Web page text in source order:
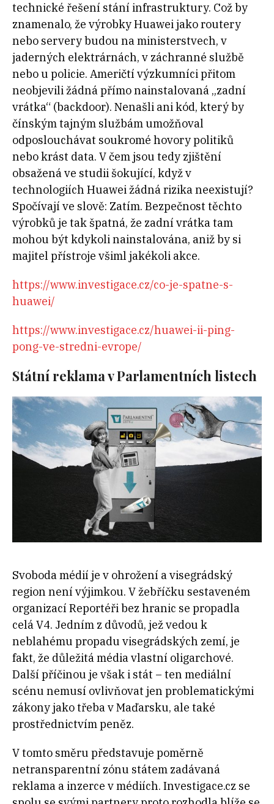
technické řešení stání infrastruktury. Což by
znamenalo, že výrobky Huawei jako routery
nebo servery budou na ministerstvech, v
jaderných elektrárnách, v záchranné službě
nebo u policie. Američtí výzkumníci přitom
neobjevili žádná přímo nainstalovaná „zadní
vrátka“ (backdoor). Nenašli ani kód, který by
čínským tajným službám umožňoval
odposlouchávat soukromé hovory politiků
nebo krást data. V čem jsou tedy zjištění
obsažená ve studii šokující, když v
technologiích Huawei žádná rizika neexistují?
Spočívají ve slově: Zatím. Bezpečnost těchto
výrobků je tak špatná, že zadní vrátka tam
mohou být kdykoli nainstalována, aniž by si
majitel přístroje všiml jakékoli akce.
https://www.investigace.cz/co-je-spatne-s-
huawei/
https://www.investigace.cz/huawei-ii-ping-
pong-ve-stredni-evrope/
Státní reklama v Parlamentních listech
Svoboda médií je v ohrožení a visegrádský
region není výjimkou. V žebříčku sestaveném
organizací Reportéři bez hranic se propadla
celá V4. Jedním z důvodů, jež vedou k
neblahému propadu visegrádských zemí, je
fakt, že důležitá média vlastní oligarchové.
Další příčinou je však i stát – ten mediální
scénu nemusí ovlivňovat jen problematickými
zákony jako třeba v Maďarsku, ale také
prostřednictvím peněz.
V tomto směru představuje poměrně
netransparentní zónu státem zadávaná
reklama a inzerce v médiích. Investigace.cz se